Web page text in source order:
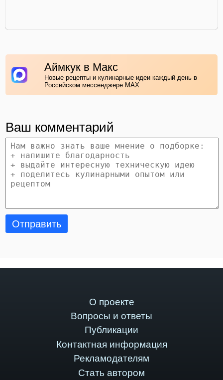
Аймкук в Макс
Новые рецепты и кулинарные идеи каждый день в
Российском мессенджере MAX
Ваш комментарий
Отправить
О проекте
Вопросы и ответы
Публикации
Контактная информация
Рекламодателям
Стать автором